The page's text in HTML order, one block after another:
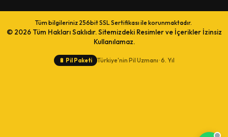
Tüm bilgileriniz 256bit SSL Sertifikası ile korunmaktadır.
© 2026 Tüm Hakları Saklıdır. Sitemizdeki Resimler ve İçerikler İzinsiz
Kullanılamaz.
🔋 Pil Paketi Türkiye'nin Pil Uzmanı · 6. Yıl